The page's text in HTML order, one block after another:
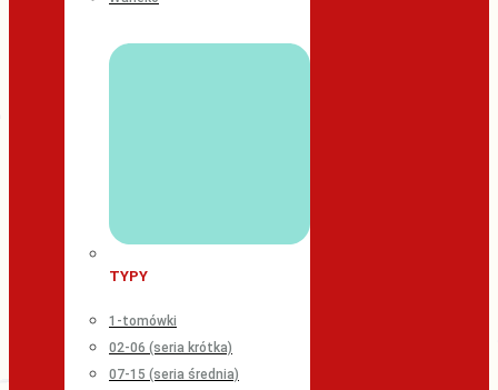
TYPY
1-tomówki
02-06 (seria krótka)
07-15 (seria średnia)